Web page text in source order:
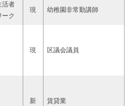
活者
ーク
現 幼稚園非常勤講師
現 区議会議員
新 賃貸業